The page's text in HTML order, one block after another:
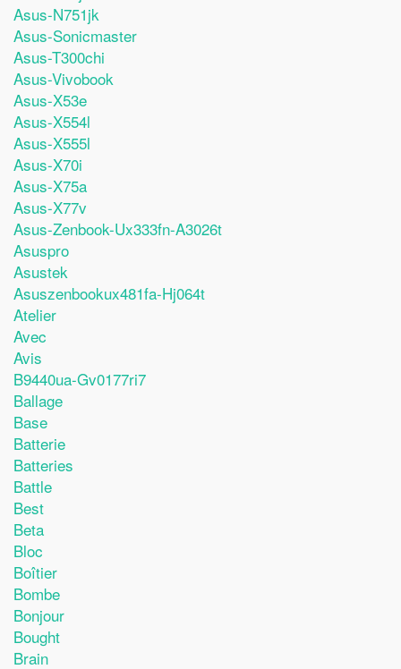
Asus-N751jk
Asus-Sonicmaster
Asus-T300chi
Asus-Vivobook
Asus-X53e
Asus-X554l
Asus-X555l
Asus-X70i
Asus-X75a
Asus-X77v
Asus-Zenbook-Ux333fn-A3026t
Asuspro
Asustek
Asuszenbookux481fa-Hj064t
Atelier
Avec
Avis
B9440ua-Gv0177ri7
Ballage
Base
Batterie
Batteries
Battle
Best
Beta
Bloc
Boîtier
Bombe
Bonjour
Bought
Brain